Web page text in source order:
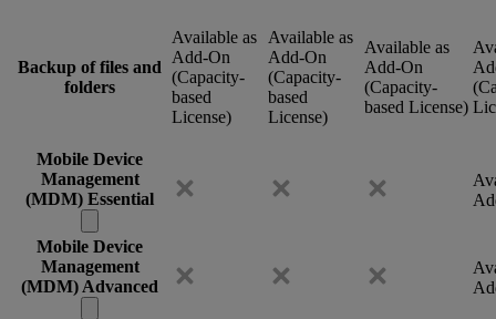
Backup of files and
folders
Available as
Add-On
(Capacity-
based
License)
Available as
Add-On
(Capacity-
based
License)
Available as
Add-On
(Capacity-
based License)
Mobile Device
Management
(MDM) Essential
Mobile Device
Management
(MDM) Advanced